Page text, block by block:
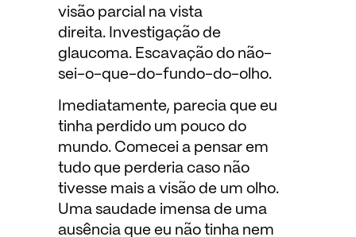
visão parcial na vista
direita. Investigação de
glaucoma. Escavação do não-
sei-o-que-do-fundo-do-olho.
Imediatamente, parecia que eu
tinha perdido um pouco do
mundo. Comecei a pensar em
tudo que perderia caso não
tivesse mais a visão de um olho.
Uma saudade imensa de uma
ausência que eu não tinha nem